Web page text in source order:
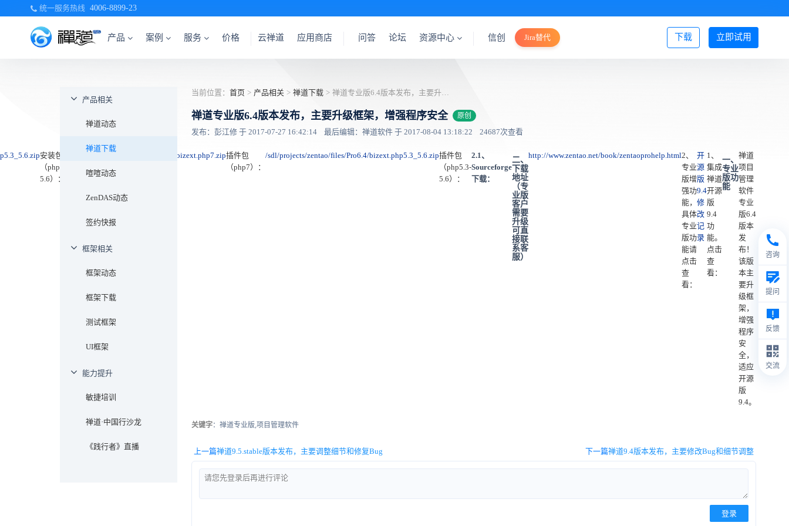
统一服务热线 4006-8899-23
产品 案例 服务 价格 立即试用
下载
云禅道 应用商店 问答 论坛 资源中心 信创 Jira替代 登录/注册
产品相关
禅道动态
禅道下载
喧喧动态
ZenDAS动态
签约快报
框架相关
框架动态
框架下载
测试框架
UI框架
能力提升
敏捷培训
禅道·中国行沙龙
《践行者》直播
当前位置： 首页 > 产品相关 > 禅道下载 > 禅道专业版6.4版本发布，主要升级框架，增强程序安全
禅道专业版6.4版本发布，主要升级框架，增强程序安全 原创
发布：彭江修 于 2017-07-27 16:42:14 最后编辑：禅道软件 于 2017-08-04 13:18:22 24687次查看
禅道
项目
管理
软件
专业
版6.4
版本
发
布！
该版
本主
要升
级框
架，
增强
程序
安
全，
适应
开源
版
9.4。
一、
专业
版功
能
1、
集成
禅道
开源
版
9.4
功
能。
点击
查
看：
开
源
版
9.4
修
改
记
录
2、
专业
版增
强功
能，
具体
专业
版功
能请
点击
查
看：
http://www.zentao.net/book/zentaoprohelp.html
二、
下载
地址
（专
业版
客户
需要
升级
可直
接联
系客
服）
2.1、
Sourceforge
下载：
插件包
（php5.3-
5.6）：
/sdl/projects/zentao/files/Pro6.4/bizext.php5.3_5.6.zip
插件包
（php7）：
/sdl/projects/zentao/files/Pro6.4/bizext.php7.zip
安装包
（php5.3-
5.6）：
关键字：禅道专业版,项目管理软件
上一篇禅道9.5.stable版本发布，主要调整细节和修复Bug 下一篇禅道9.4版本发布，主要修改Bug和细节调整
登录
咨询
提问
反馈
交流